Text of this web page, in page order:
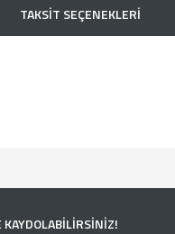
TAKSİT SEÇENEKLERİ